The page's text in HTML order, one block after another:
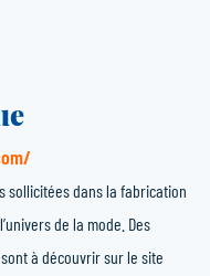
sollicitées dans la fabrication
de la mode. Des
à découvrir sur le site